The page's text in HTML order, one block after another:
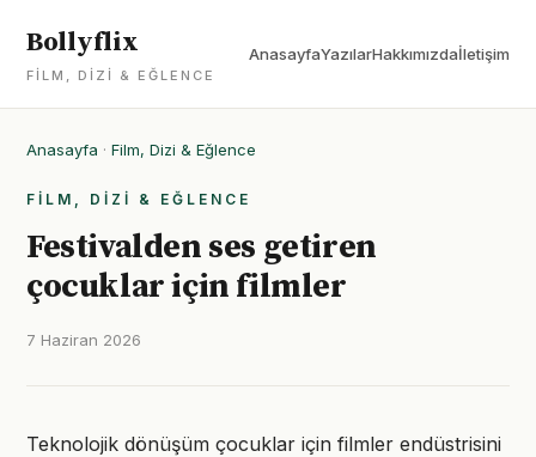
Bollyflix
FILM, DIZI & EĞLENCE
AnasayfaYazılarHakkımızdaİletişim
Anasayfa · Film, Dizi & Eğlence
FILM, DIZI & EĞLENCE
Festivalden ses getiren
çocuklar için filmler
7 Haziran 2026
Teknolojik dönüşüm çocuklar için filmler endüstrisini